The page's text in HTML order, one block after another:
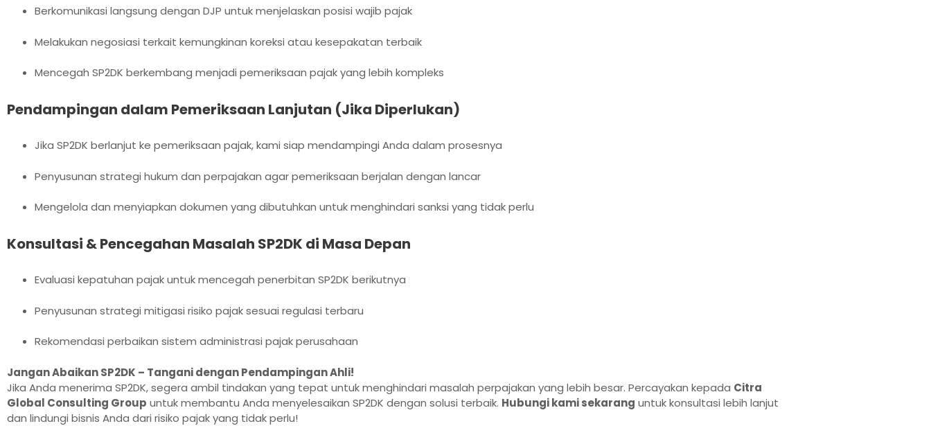
Berkomunikasi langsung dengan DJP untuk menjelaskan posisi wajib pajak
Melakukan negosiasi terkait kemungkinan koreksi atau kesepakatan terbaik
Mencegah SP2DK berkembang menjadi pemeriksaan pajak yang lebih kompleks
Pendampingan dalam Pemeriksaan Lanjutan (Jika Diperlukan)
Jika SP2DK berlanjut ke pemeriksaan pajak, kami siap mendampingi Anda dalam prosesnya
Penyusunan strategi hukum dan perpajakan agar pemeriksaan berjalan dengan lancar
Mengelola dan menyiapkan dokumen yang dibutuhkan untuk menghindari sanksi yang tidak perlu
Konsultasi & Pencegahan Masalah SP2DK di Masa Depan
Evaluasi kepatuhan pajak untuk mencegah penerbitan SP2DK berikutnya
Penyusunan strategi mitigasi risiko pajak sesuai regulasi terbaru
Rekomendasi perbaikan sistem administrasi pajak perusahaan
Jangan Abaikan SP2DK – Tangani dengan Pendampingan Ahli!
Jika Anda menerima SP2DK, segera ambil tindakan yang tepat untuk menghindari masalah perpajakan yang lebih besar. Percayakan kepada Citra
Global Consulting Group untuk membantu Anda menyelesaikan SP2DK dengan solusi terbaik. Hubungi kami sekarang untuk konsultasi lebih lanjut
dan lindungi bisnis Anda dari risiko pajak yang tidak perlu!